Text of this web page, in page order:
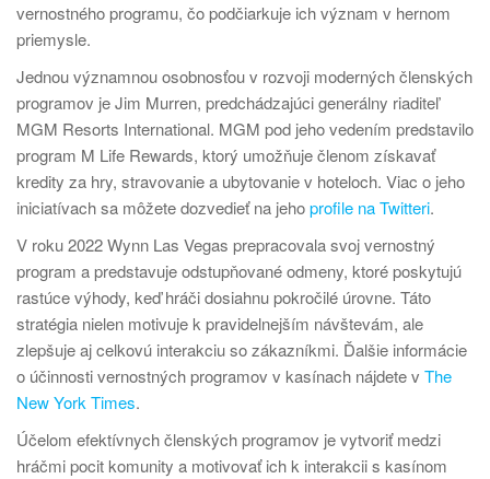
vernostného programu, čo podčiarkuje ich význam v hernom
priemysle.
Jednou významnou osobnosťou v rozvoji moderných členských
programov je Jim Murren, predchádzajúci generálny riaditeľ
MGM Resorts International. MGM pod jeho vedením predstavilo
program M Life Rewards, ktorý umožňuje členom získavať
kredity za hry, stravovanie a ubytovanie v hoteloch. Viac o jeho
iniciatívach sa môžete dozvedieť na jehoprofile na Twitteri.
V roku 2022 Wynn Las Vegas prepracovala svoj vernostný
program a predstavuje odstupňované odmeny, ktoré poskytujú
rastúce výhody, keď hráči dosiahnu pokročilé úrovne. Táto
stratégia nielen motivuje k pravidelnejším návštevám, ale
zlepšuje aj celkovú interakciu so zákazníkmi. Ďalšie informácie
o účinnosti vernostných programov v kasínach nájdete v The
New York Times.
Účelom efektívnych členských programov je vytvoriť medzi
hráčmi pocit komunity a motivovať ich k interakcii s kasínom